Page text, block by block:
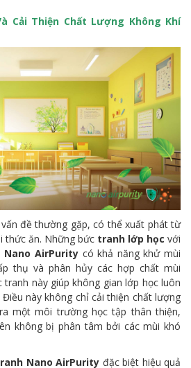
Cải Thiện Chất Lượng Không Khí
đề thường gặp, có thể xuất phát từ
thức ăn. Những bức tranh lớp học với
Nano AirPurity có khả năng khử mùi
thụ và phân hủy các hợp chất mùi
này giúp không gian lớp học luôn
này không chỉ cải thiện chất lượng
một môi trường học tập thân thiện,
không bị phân tâm bởi các mùi khó
Nano AirPurity đặc biệt hiệu quả